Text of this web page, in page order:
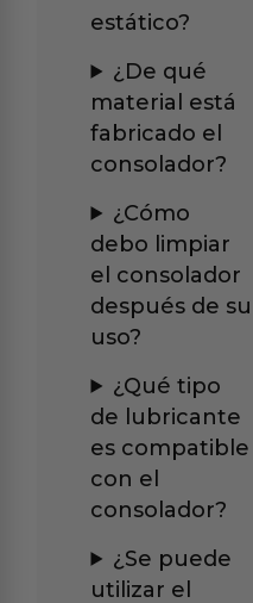
estático?
¿De qué
material está
fabricado el
consolador?
¿Cómo
debo limpiar
el consolador
después de su
uso?
¿Qué tipo
de lubricante
es compatible
con el
consolador?
¿Se puede
utilizar el